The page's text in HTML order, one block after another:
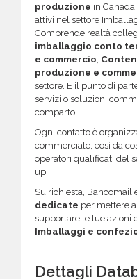
produzione in
attivi nel settore
Comprende realtà
imballaggio conto
e commercio,
produzione e
settore. È il punto di
servizi o soluzioni
comparto.
Ogni contatto è
commerciale, così da
operatori qualificati del
up.
Su richiesta, Bancomail
dedicate per mettere
supportare le tue azioni
Imballaggi e
Dettagli